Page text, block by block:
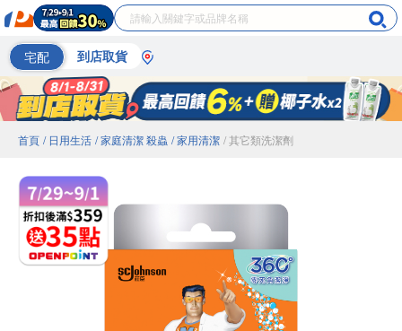
宅配 到店取貨
首頁 / 日用生活 / 家庭清潔 殺蟲 / 家用清潔 / 其它類洗潔劑